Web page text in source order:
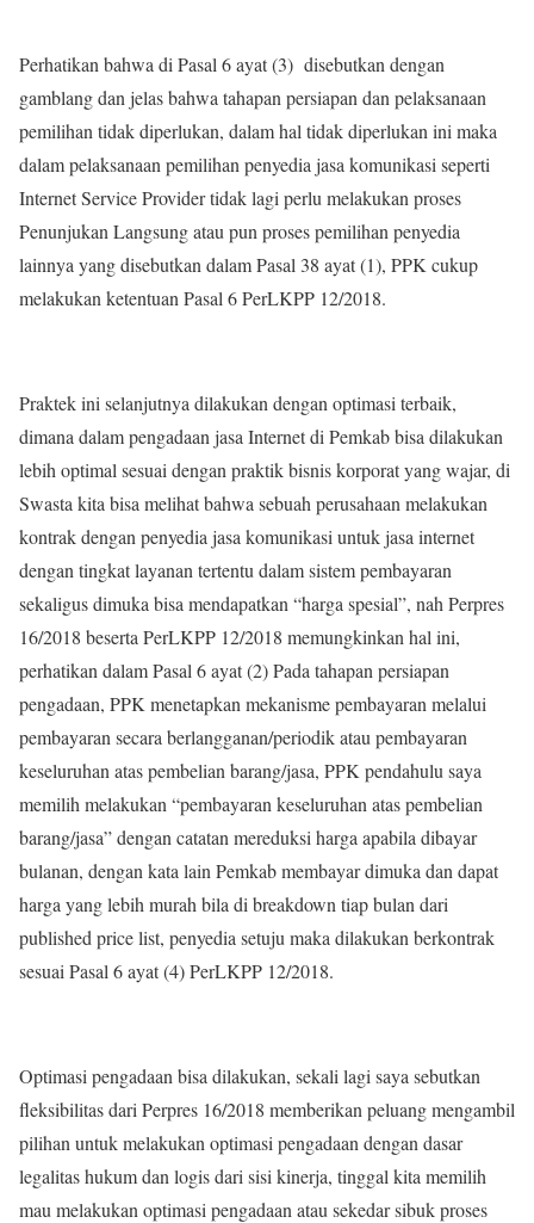
Perhatikan bahwa di Pasal 6 ayat (3) disebutkan dengan
gamblang dan jelas bahwa tahapan persiapan dan pelaksanaan
pemilihan tidak diperlukan, dalam hal tidak diperlukan ini maka
dalam pelaksanaan pemilihan penyedia jasa komunikasi seperti
Internet Service Provider tidak lagi perlu melakukan proses
Penunjukan Langsung atau pun proses pemilihan penyedia
lainnya yang disebutkan dalam Pasal 38 ayat (1), PPK cukup
melakukan ketentuan Pasal 6 PerLKPP 12/2018.
Praktek ini selanjutnya dilakukan dengan optimasi terbaik,
dimana dalam pengadaan jasa Internet di Pemkab bisa dilakukan
lebih optimal sesuai dengan praktik bisnis korporat yang wajar, di
Swasta kita bisa melihat bahwa sebuah perusahaan melakukan
kontrak dengan penyedia jasa komunikasi untuk jasa internet
dengan tingkat layanan tertentu dalam sistem pembayaran
sekaligus dimuka bisa mendapatkan “harga spesial”, nah Perpres
16/2018 beserta PerLKPP 12/2018 memungkinkan hal ini,
perhatikan dalam Pasal 6 ayat (2) Pada tahapan persiapan
pengadaan, PPK menetapkan mekanisme pembayaran melalui
pembayaran secara berlangganan/periodik atau pembayaran
keseluruhan atas pembelian barang/jasa, PPK pendahulu saya
memilih melakukan “pembayaran keseluruhan atas pembelian
barang/jasa” dengan catatan mereduksi harga apabila dibayar
bulanan, dengan kata lain Pemkab membayar dimuka dan dapat
harga yang lebih murah bila di breakdown tiap bulan dari
published price list, penyedia setuju maka dilakukan berkontrak
sesuai Pasal 6 ayat (4) PerLKPP 12/2018.
Optimasi pengadaan bisa dilakukan, sekali lagi saya sebutkan
fleksibilitas dari Perpres 16/2018 memberikan peluang mengambil
pilihan untuk melakukan optimasi pengadaan dengan dasar
legalitas hukum dan logis dari sisi kinerja, tinggal kita memilih
mau melakukan optimasi pengadaan atau sekedar sibuk proses